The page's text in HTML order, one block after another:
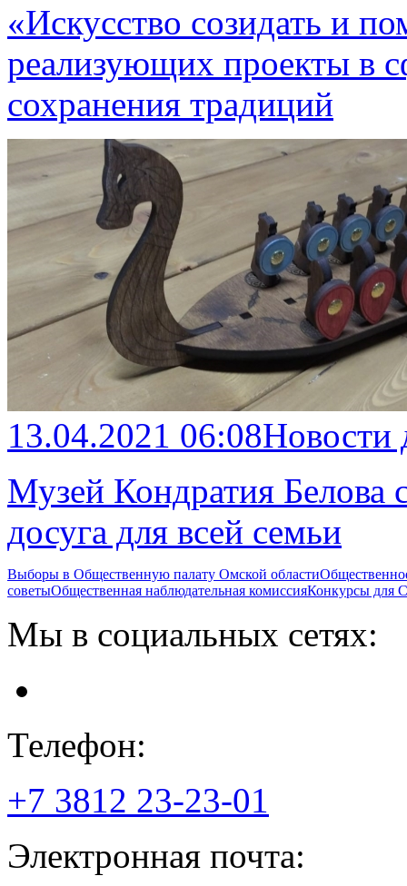
«Искусство созидать и
реализующих проекты в
сохранения традиций
13.04.2021 06:08
Музей Кондратия Белова
досуга для всей семьи
Выборы в Общественную палату Омской области
советыОбщественная наблюдательная комиссияКонкурсы
Мы в социальных сетях:
Телефон:
+7 3812 23-23-01
Электронная почта: